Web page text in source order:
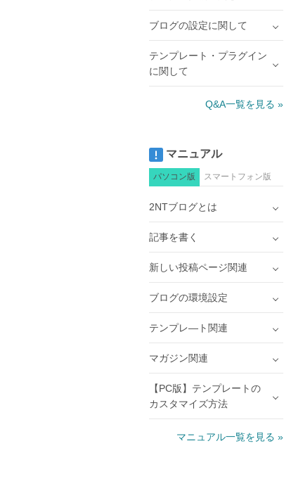
ブログの設定に関して
テンプレート・プラグイン
に関して
Q&A一覧を見る »
マニュアル
パソコン版 スマートフォン版
2NTブログとは
記事を書く
新しい投稿ページ関連
ブログの環境設定
テンプレ―ト関連
マガジン関連
【PC版】テンプレートの
カスタマイズ方法
マニュアル一覧を見る »